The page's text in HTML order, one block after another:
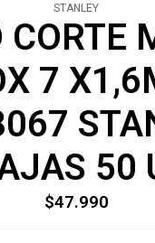
STANLEY
CORTE
7
50
$47.990